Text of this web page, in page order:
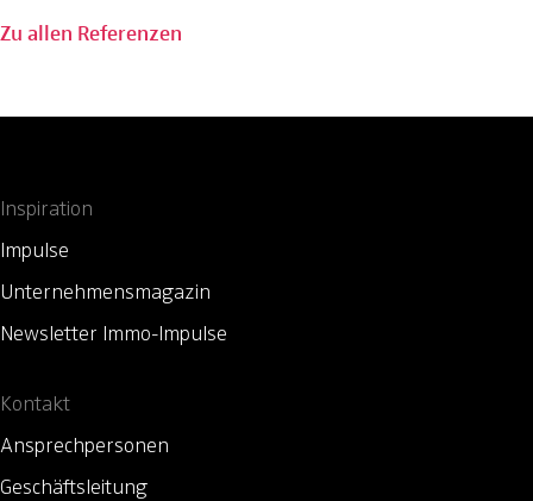
Zu allen Referenzen
Inspiration
Impulse
Unternehmensmagazin
Newsletter Immo-Impulse
Kontakt
Ansprechpersonen
Geschäftsleitung